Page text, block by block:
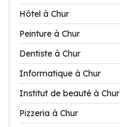
Hôtel à Chur
Peinture à Chur
Dentiste à Chur
Informatique à Chur
Institut de beauté à Chur
Pizzeria à Chur